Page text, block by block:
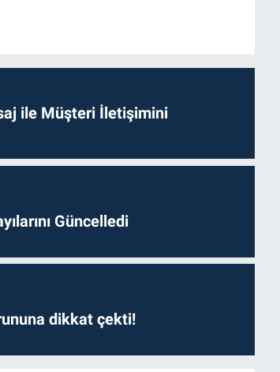
ile Müşteri İletişimini
Güncelledi
dikkat çekti!